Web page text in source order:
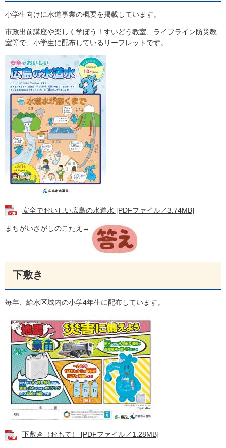
小学生向けに水道事業の概要を掲載しています。
市政出前講座や楽しく学ぼう！すいどう教室、ライフライン防災教
室等で、小学生に配布しているリーフレットです。
安全でおいしい広島の水道水 [PDFファイル／3.74MB]
まちがいさがしのこたえ→
下敷き
毎年、給水区域内の小学4年生に配布しています。
下敷き（おもて） [PDFファイル／1.28MB]